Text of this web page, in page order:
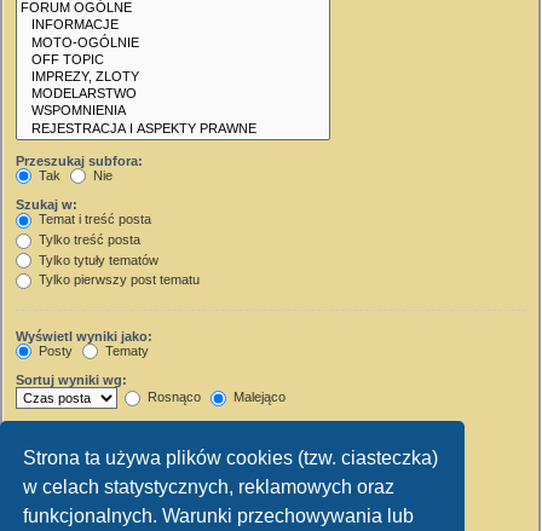
Strona ta używa plików cookies (tzw. ciasteczka)
w celach statystycznych, reklamowych oraz
funkcjonalnych. Warunki przechowywania lub
Przeszukaj subfora:
Tak
Nie
Szukaj w:
Temat i treść posta
Tylko treść posta
Tylko tytuły tematów
Tylko pierwszy post tematu
Wyświetl wyniki jako:
Posty
Tematy
Sortuj wyniki wg:
Rosnąco
Malejąco
Wyświetl pierwsze:
Ustaw 0, aby wyświetlić cały post.
znaków w poście